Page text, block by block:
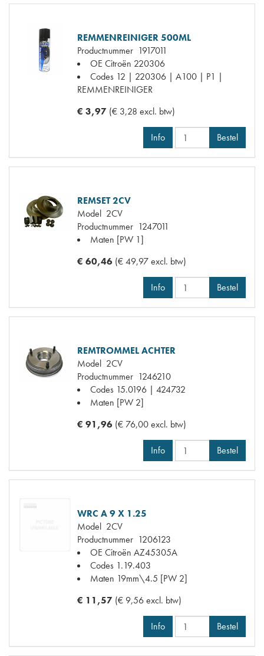
REMMENREINIGER 500ML
Productnummer 1917011
OE Citroën 220306
Codes 12 | 220306 | A100 | P1 |
REMMENREINIGER
€ 3,97 (€ 3,28 excl. btw)
Info Bestel
REMSET 2CV
Model 2CV
Productnummer 1247011
Maten [PW 1]
€ 60,46 (€ 49,97 excl. btw)
Info Bestel
REMTROMMEL ACHTER
Model 2CV
Productnummer 1246210
Codes 15.0196 | 424732
Maten [PW 2]
€ 91,96 (€ 76,00 excl. btw)
Info Bestel
WRC A 9 X 1.25
Model 2CV
Productnummer 1206123
OE Citroën AZ45305A
Codes 1.19.403
Maten 19mm\4.5 [PW 2]
€ 11,57 (€ 9,56 excl. btw)
Info Bestel